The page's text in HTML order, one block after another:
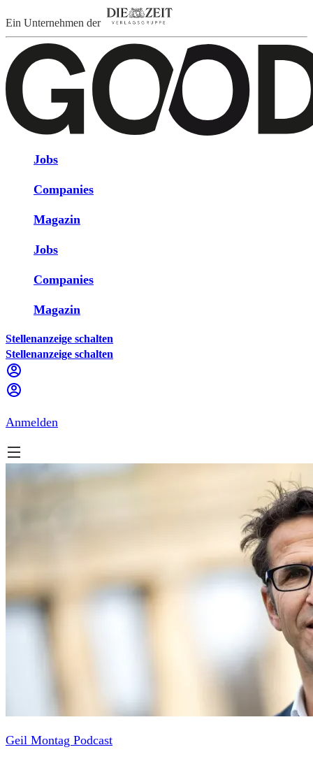
Ein Unternehmen der
Jobs
Companies
Magazin
Jobs
Companies
Magazin
Stellenanzeige schalten
Stellenanzeige schalten
Anmelden
Geil Montag Podcast